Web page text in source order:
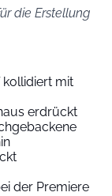
die Erstellung
mit
erdrückt
der Premiere